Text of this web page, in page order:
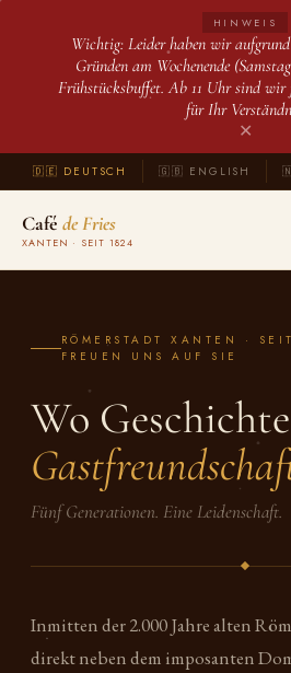
HINWEIS
Wichtig: Leider haben wir
Gründen am Wochenende
Frühstücksbuffet. Ab 11 Uhr sind
für Ihr
✕
🇩🇪 DEUTSCH 🇬🇧 ENGLISH
Café de Fries
XANTEN · SEIT 1824
RÖMERSTADT XANTEN ·
FREUEN UNS AUF SIE
Wo Geschichte
Fünf Generationen. Eine Leidenschaft.
Inmitten der 2.000 Jahre alten
direkt neben dem imposanten